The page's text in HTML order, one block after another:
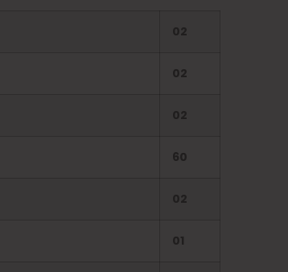
02
02
02
60
02
01